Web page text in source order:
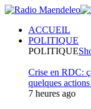
ACCUEIL
POLITIQUE
POLITIQUE
Crise en RDC:
quelques
7 heures ago